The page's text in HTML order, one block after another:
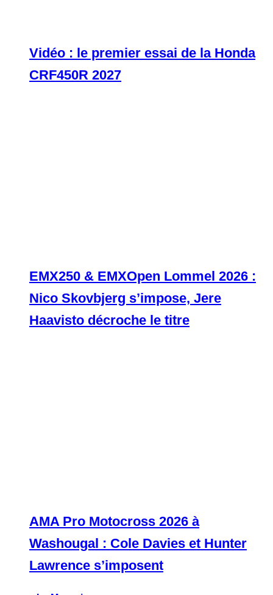
Vidéo : le premier essai de la Honda
CRF450R 2027
EMX250 & EMXOpen Lommel 2026 :
Nico Skovbjerg s’impose, Jere
Haavisto décroche le titre
AMA Pro Motocross 2026 à
Washougal : Cole Davies et Hunter
Lawrence s’imposent